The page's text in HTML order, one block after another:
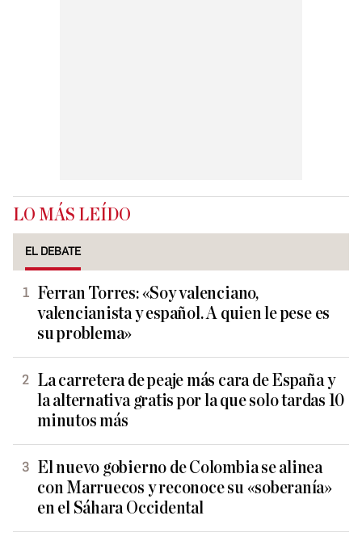
LO MÁS LEÍDO
EL DEBATE
Ferran Torres: «Soy valenciano,
valencianista y español. A quien le pese es
su problema»
La carretera de peaje más cara de España y
la alternativa gratis por la que solo tardas 10
minutos más
El nuevo gobierno de Colombia se alinea
con Marruecos y reconoce su «soberanía»
en el Sáhara Occidental